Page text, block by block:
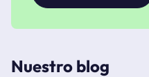
Nuestro blog